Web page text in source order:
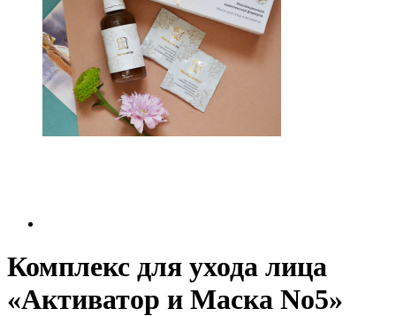
Комплекс для ухода лица
«Активатор и Маска No5»